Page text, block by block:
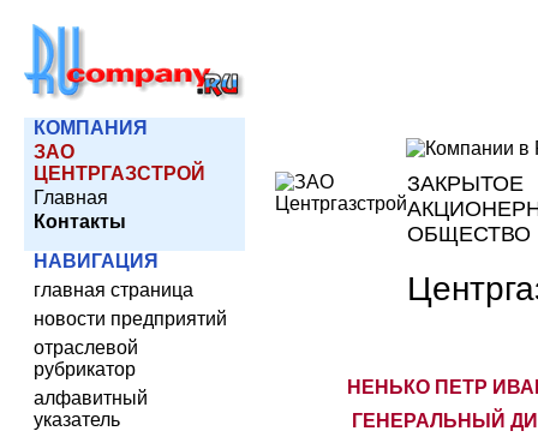
КОМПАНИЯ
ЗАО
ЦЕНТРГАЗСТРОЙ
Главная
Контакты
НАВИГАЦИЯ
главная страница
новости предприятий
отраслевой
рубрикатор
алфавитный
указатель
ЗАКРЫТОЕ
ОБЩЕСТВО
НЕНЬКО ПЕТР
ГЕНЕРАЛЬНЫЙ